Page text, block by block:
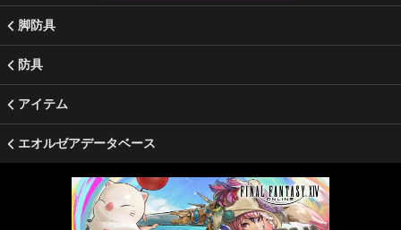
脚防具
防具
アイテム
エオルゼアデータベース